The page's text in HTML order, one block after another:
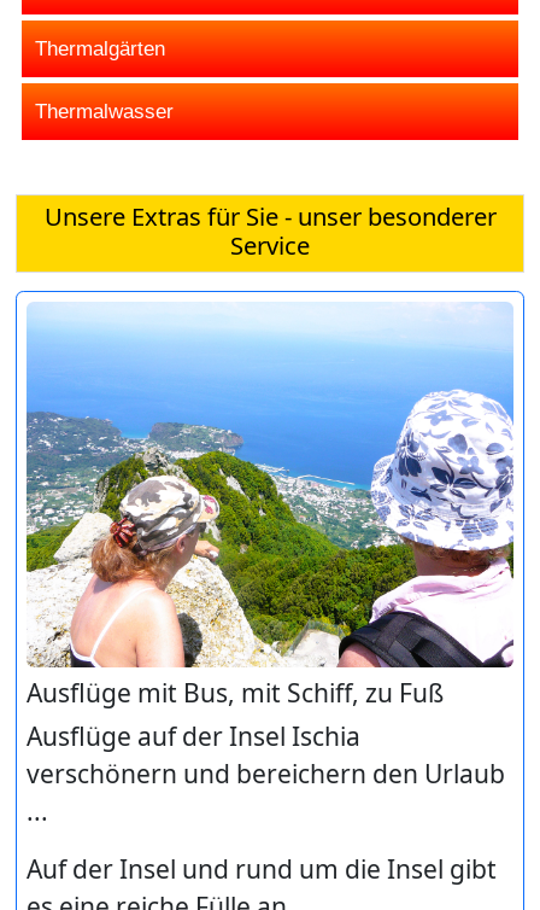
Thermalgärten
Thermalwasser
Unsere Extras für Sie - unser besonderer
Service
Ausflüge mit Bus, mit Schiff, zu Fuß
Ausflüge auf der Insel Ischia
verschönern und bereichern den Urlaub
...
Auf der Insel und rund um die Insel gibt